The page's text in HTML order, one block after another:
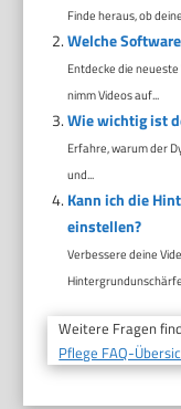
Finde heraus, ob
Welche
Entdecke die
nimm Videos auf...
Wie wichtig ist
Erfahre, warum der
und...
Kann ich die
einstellen?
Verbessere deine
Weitere Fragen
Pflege FAQ-